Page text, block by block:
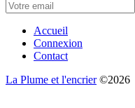
Accueil
Connexion
Contact
La Plume et l'encrier©2026